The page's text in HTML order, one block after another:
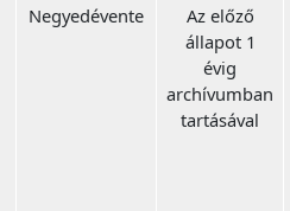
Negyedévente
Az előző
állapot 1
évig
archívumban
tartásával